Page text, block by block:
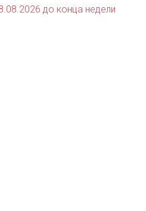
до конца недели